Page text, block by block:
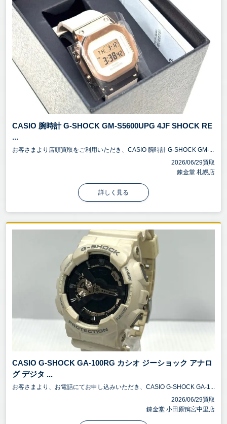
CASIO 腕時計 G-SHOCK GM-S5600UPG 4JF SHOCK RE
...
お客さまより店頭買取をご利用いただき、CASIO 腕時計 G-SHOCK GM-...
2026/06/29買取
錬金堂 札幌店
詳しく見る
CASIO G-SHOCK GA-100RG カシオ ジーショック アナロ
グ デジタ ...
お客さまより、お電話にてお申し込みいただき、CASIO G-SHOCK GA-1...
2026/06/29買取
錬金堂 小田原鴨宮中里店